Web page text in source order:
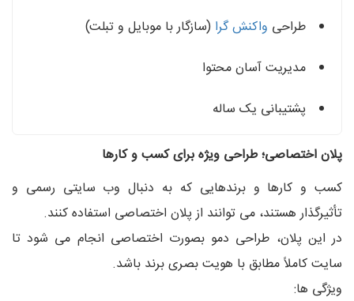
طراحی واکنش‌ گرا (سازگار با موبایل و تبلت)
مدیریت آسان محتوا
پشتیبانی یک‌ ساله
پلان اختصاصی؛ طراحی ویژه برای کسب‌ و کارها
کسب‌ و کارها و برندهایی که به دنبال وب‌ سایتی رسمی و
تأثیرگذار هستند، می‌ توانند از پلان اختصاصی استفاده کنند.
در این پلان، طراحی دمو بصورت اختصاصی انجام می‌ شود تا
سایت کاملاً مطابق با هویت بصری برند باشد.
ویژگی‌ ها: